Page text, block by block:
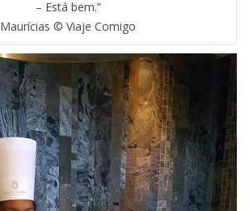
– Está bem.”
Maurícias © Viaje Comigo